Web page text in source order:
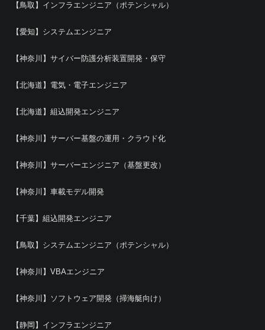
【鳥取】インフラエンジニア（ポテンシャル）
【愛知】システムエンジニア
【神奈川】サイバー防護分析装置開発・保守
【北海道】電気・電子エンジニア
【北海道】組込開発エンジニア
【神奈川】サーバー基盤の運用・クラウド化
【神奈川】サーバーエンジニア（基盤更改）
【神奈川】車載モデル開発
【千葉】組込開発エンジニア
【鳥取】システムエンジニア（ポテンシャル）
【神奈川】VBAエンジニア
【神奈川】ソフトウェア開発（掃海艇向け）
【静岡】インフラエンジニア